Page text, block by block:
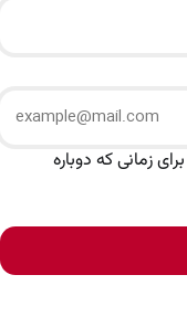
زمانی که دوباره